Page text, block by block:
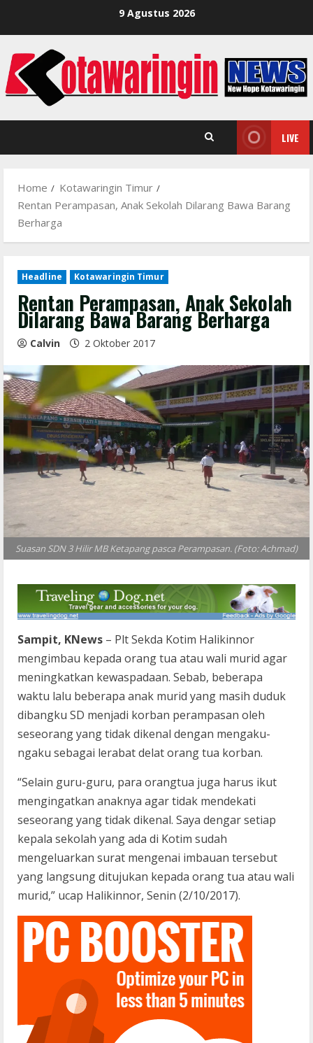
9 Agustus 2026
LIVE
Home
Kotawaringin Timur
Rentan Perampasan, Anak Sekolah Dilarang Bawa Barang
Berharga
Headline Kotawaringin Timur
Rentan Perampasan, Anak Sekolah
Dilarang Bawa Barang Berharga
Calvin 2 Oktober 2017
Suasan SDN 3 Hilir MB Ketapang pasca Perampasan. (Foto: Achmad)
Sampit, KNews – Plt Sekda Kotim Halikinnor
mengimbau kepada orang tua atau wali murid agar
meningkatkan kewaspadaan. Sebab, beberapa
waktu lalu beberapa anak murid yang masih duduk
dibangku SD menjadi korban perampasan oleh
seseorang yang tidak dikenal dengan mengaku-
ngaku sebagai lerabat delat orang tua korban.
“Selain guru-guru, para orangtua juga harus ikut
mengingatkan anaknya agar tidak mendekati
seseorang yang tidak dikenal. Saya dengar setiap
kepala sekolah yang ada di Kotim sudah
mengeluarkan surat mengenai imbauan tersebut
yang langsung ditujukan kepada orang tua atau wali
murid,” ucap Halikinnor, Senin (2/10/2017).